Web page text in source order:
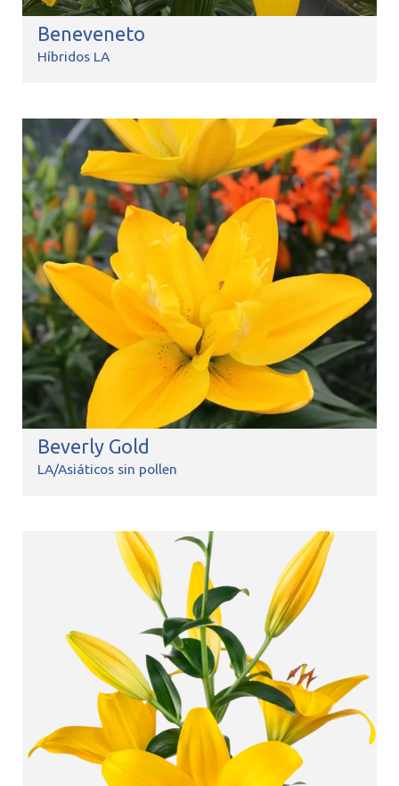
Beneveneto
Híbridos LA
Beverly Gold
LA/Asiáticos sin pollen